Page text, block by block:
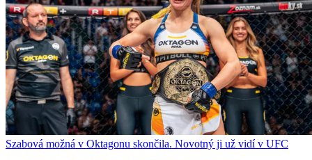
Szabová možná v Oktagonu skončila. Novotný ji už vidí v UFC